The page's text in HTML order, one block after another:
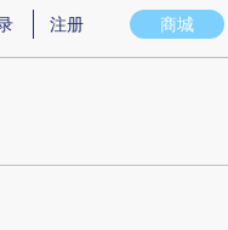
存在偏差。不代表财新观点和
商城
注册